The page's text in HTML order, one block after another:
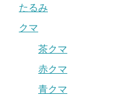
たるみ
クマ
茶クマ
赤クマ
青クマ